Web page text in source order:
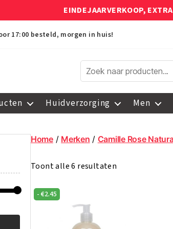
EINDEJAARVERKOOP,
17:00 besteld, morgen in huis!
Huidverzorging Men
Home/ Merken / Camille Rose
Toont alle 6 resultaten
- €2.45